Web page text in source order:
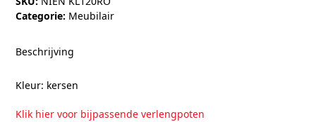
Categorie: Meubilair
Beschrijving
Kleur: kersen
Klik hier voor bijpassende verlengpoten